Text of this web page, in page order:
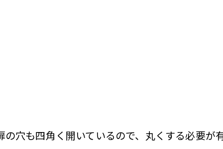
穴も四角く開いているので、丸くする必要が有